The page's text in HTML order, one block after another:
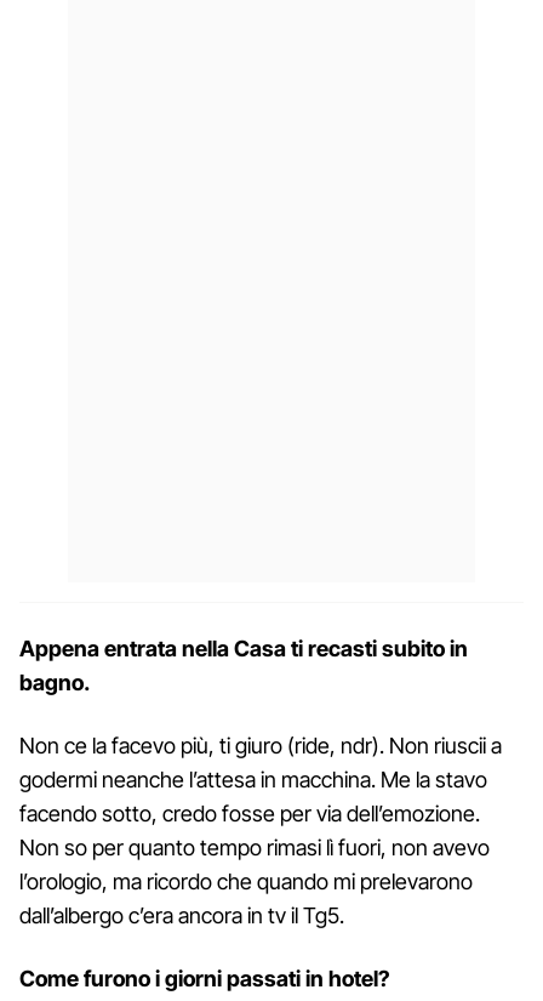
Appena entrata nella Casa ti recasti subito in
bagno.
Non ce la facevo più, ti giuro (ride, ndr). Non riuscii a
godermi neanche l’attesa in macchina. Me la stavo
facendo sotto, credo fosse per via dell’emozione.
Non so per quanto tempo rimasi lì fuori, non avevo
l’orologio, ma ricordo che quando mi prelevarono
dall’albergo c’era ancora in tv il Tg5.
Come furono i giorni passati in hotel?